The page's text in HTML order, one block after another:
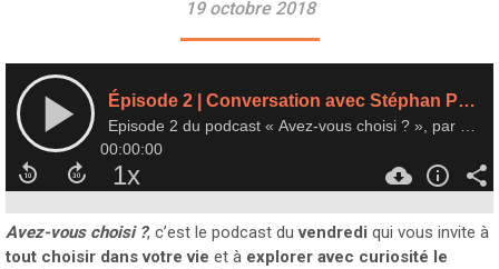
19 octobre 2018
Avez-vous choisi ?, c’est le podcast duvendredi qui vous invite à
tout choisir dans votre vie et à explorer avec curiosité le